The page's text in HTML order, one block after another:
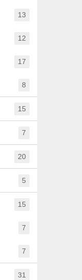
13
12
17
8
15
7
20
5
15
7
7
31